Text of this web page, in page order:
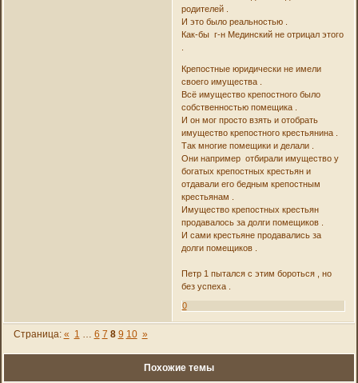
родителей .
И это было реальностью .
Как-бы г-н Мединский не отрицал этого
Крепостные юридически не имели
своего имущества .
Всё имущество крепостного было
собственностью помещика .
И он мог просто взять и отобрать
имущество крепостного крестьянина .
Так многие помещики и делали .
Они например отбирали имущество у
богатых крепостных крестьян и
отдавали его бедным крепостным
крестьянам .
Имущество крепостных крестьян
продавалось за долги помещиков .
И сами крестьяне продавались за
долги помещиков .
Петр 1 пытался с этим бороться , но
без успеха .
0
Страница: « 1 … 6 7 8 9 10 »
Похожие темы